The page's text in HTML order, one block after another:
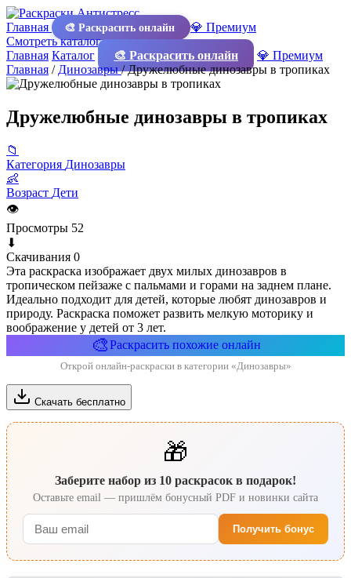
Главная 🎨 Раскрасить онлайн
💎 Премиум
Смотреть каталог
Главная Каталог 🎨 Раскрасить онлайн
💎 Премиум
Главная / Динозавры/Дружелюбные динозавры в тропиках
Дружелюбные динозавры в тропиках
📁
Категория Динозавры
👶
Возраст Дети
👁
Просмотры 52
⬇
Скачивания 0
Эта раскраска изображает двух милых динозавров в
тропическом пейзаже с пальмами и горами на заднем плане.
Идеально подходит для детей, которые любят динозавров и
природу. Раскраска поможет развить мелкую моторику и
воображение у детей от 3 лет.
🎨Раскрасить похожие онлайн
Открой онлайн-раскраски в категории «Динозавры»
Скачать бесплатно
🎁
Заберите набор из 10 раскрасок в подарок!
Оставьте email — пришлём бонусный PDF и новинки сайта
Получить бонус